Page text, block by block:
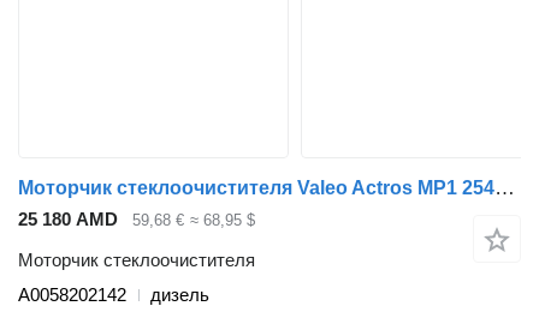
Моторчик стеклоочистителя Valeo Actros MP1 2540 (01.96-12.02) A0058202142 для тягача Mercedes-Benz Actros, Axor MP1, MP2, MP3 (1996-2014)
25 180 AMD 59,68 € ≈ 68,95 $
Моторчик стеклоочистителя
A0058202142
дизель